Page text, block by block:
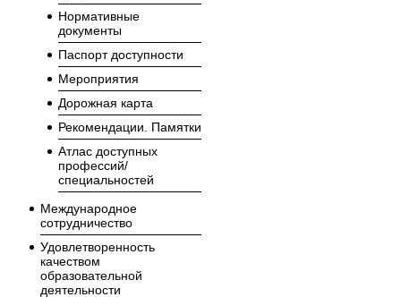
Нормативные
документы
Паспорт доступности
Мероприятия
Дорожная карта
Рекомендации. Памятки
Атлас доступных
профессий/
специальностей
Международное
сотрудничество
Удовлетворенность
качеством
образовательной
деятельности